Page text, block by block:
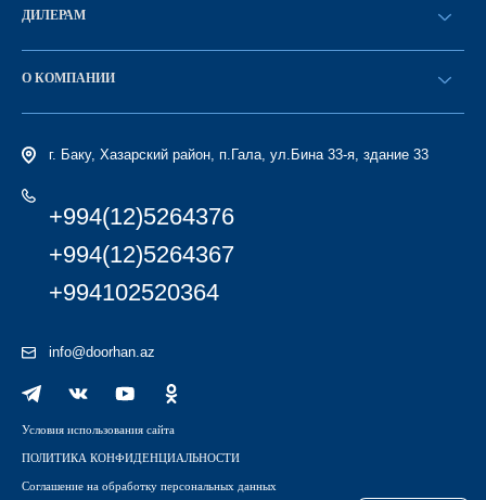
Каталог
ДИЛЕРАМ
Стать дилером
О КОМПАНИИ
История компании
г. Баку, Хазарский район, п.Гала, ул.Бина 33-я, здание 33
+994(12)5264376
+994(12)5264367
+994102520364
info@doorhan.az
Условия использования сайта
ПОЛИТИКА КОНФИДЕНЦИАЛЬНОСТИ
Соглашение на обработку персональных данных